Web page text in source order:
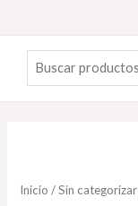
Inicio /Sin categorizar